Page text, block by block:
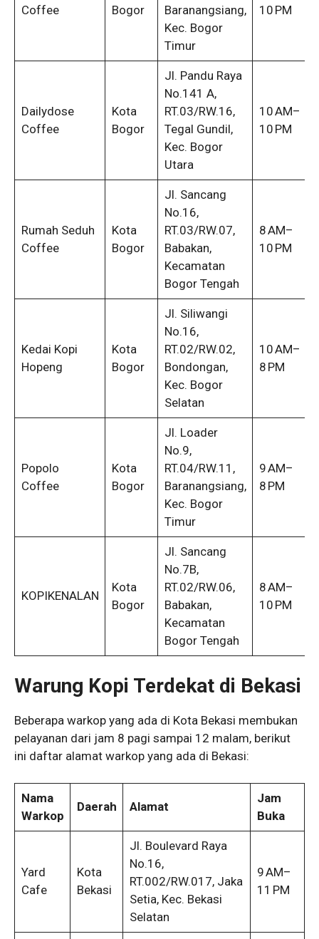
Coffee
Bogor
Baranangsiang,
Kec. Bogor
Timur
10 PM
Dailydose
Coffee
Kota
Bogor
Jl. Pandu Raya
No.141 A,
RT.03/RW.16,
Tegal Gundil,
Kec. Bogor
Utara
10 AM–
10 PM
Rumah Seduh
Coffee
Kota
Bogor
Jl. Sancang
No.16,
RT.03/RW.07,
Babakan,
Kecamatan
Bogor Tengah
8 AM–
10 PM
Kedai Kopi
Hopeng
Kota
Bogor
Jl. Siliwangi
No.16,
RT.02/RW.02,
Bondongan,
Kec. Bogor
Selatan
10 AM–
8 PM
Popolo
Coffee
Kota
Bogor
Jl. Loader
No.9,
RT.04/RW.11,
Baranangsiang,
Kec. Bogor
Timur
9 AM–
8 PM
KOPIKENALAN
Kota
Bogor
Jl. Sancang
No.7B,
RT.02/RW.06,
Babakan,
Kecamatan
Bogor Tengah
8 AM–
10 PM
Warung Kopi Terdekat di Bekasi
Beberapa warkop yang ada di Kota Bekasi membukan
pelayanan dari jam 8 pagi sampai 12 malam, berikut
ini daftar alamat warkop yang ada di Bekasi:
Nama
Warkop
Daerah Alamat
Jam
Buka
Yard
Cafe
Kota
Bekasi
Jl. Boulevard Raya
No.16,
RT.002/RW.017, Jaka
Setia, Kec. Bekasi
Selatan
9 AM–
11 PM